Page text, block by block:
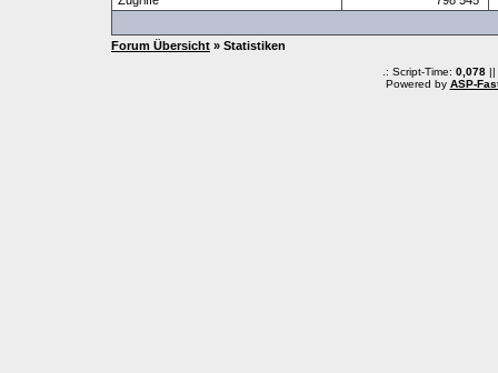
Forum Übersicht » Statistiken
.: Script-Time: 0,078||
Powered by ASP-